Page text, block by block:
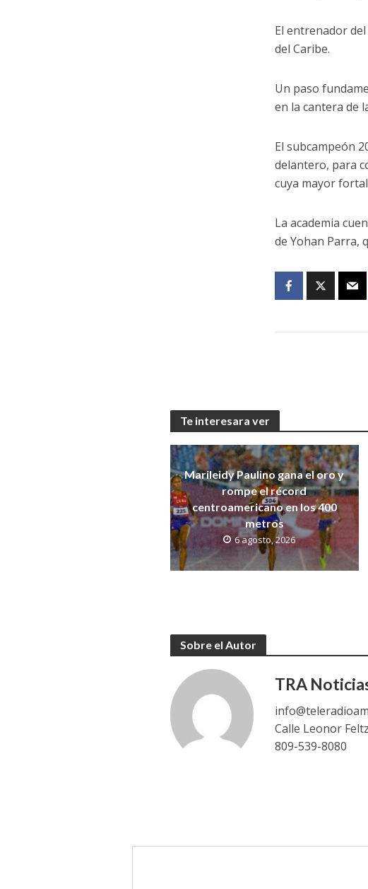
El entrenador
del Caribe.
Un paso
en la cantera de
El subcampeón
delantero, para
cuya mayor
La academia
de Yohan Parra,
Te interesara ver
Marileidy Paulino gana el oro y
rompe el récord
centroamericano en los 400
metros
6 agosto, 2026
Sobre el Autor
TRA
Calle Leonor
809-539-8080